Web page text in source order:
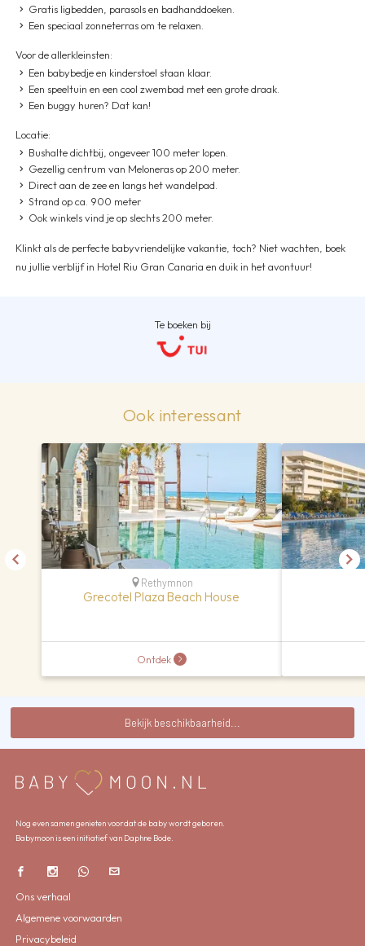
Gratis ligbedden, parasols en badhanddoeken.
Een speciaal zonneterras om te relaxen.
Voor de allerkleinsten:
Een babybedje en kinderstoel staan klaar.
Een speeltuin en een cool zwembad met een grote draak.
Een buggy huren? Dat kan!
Locatie:
Bushalte dichtbij, ongeveer 100 meter lopen.
Gezellig centrum van Meloneras op 200 meter.
Direct aan de zee en langs het wandelpad.
Strand op ca. 900 meter
Ook winkels vind je op slechts 200 meter.
Klinkt als de perfecte babyvriendelijke vakantie, toch? Niet wachten, boek
nu jullie verblijf in Hotel Riu Gran Canaria en duik in het avontuur!
Te boeken bij
Ook interessant
Rethymnon
Grecotel Plaza Beach House
Ontdek
Bekijk beschikbaarheid...
Nog even samen genieten voordat de baby wordt geboren.
Babymoon is een initiatief van Daphne Bode.
Ons verhaal
Algemene voorwaarden
Privacybeleid